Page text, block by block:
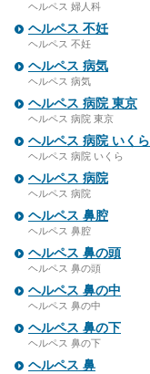
ヘルペス 婦人科
ヘルペス 不妊
ヘルペス 不妊
ヘルペス 病気
ヘルペス 病気
ヘルペス 病院 東京
ヘルペス 病院 東京
ヘルペス 病院 いくら
ヘルペス 病院 いくら
ヘルペス 病院
ヘルペス 病院
ヘルペス 鼻腔
ヘルペス 鼻腔
ヘルペス 鼻の頭
ヘルペス 鼻の頭
ヘルペス 鼻の中
ヘルペス 鼻の中
ヘルペス 鼻の下
ヘルペス 鼻の下
ヘルペス 鼻